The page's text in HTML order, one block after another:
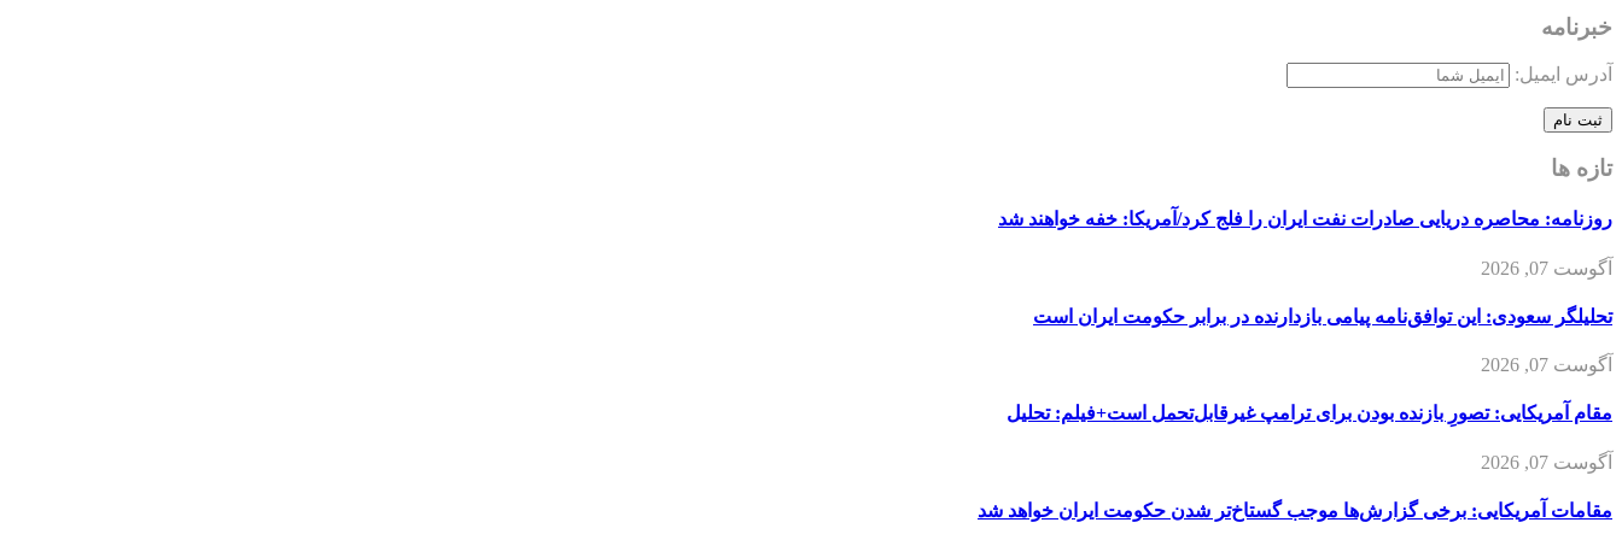
خبرنامه
آدرس ایمیل:
تازه ها
روزنامه: محاصره دریایی صادرات نفت ایران را فلج کرد/آمریکا: خفه خواهند شد
آگوست 07, 2026
تحلیلگر سعودی: این توافق‌نامه پیامی بازدارنده در برابر حکومت ایران است
آگوست 07, 2026
مقام آمریکایی: تصورِ بازنده بودن برای ترامپ غیرقابل‌تحمل است+فیلم: تحلیل
آگوست 07, 2026
مقامات آمریکایی: برخی گزارش‌ها موجب گستاخ‌تر شدن حکومت ایران خواهد شد